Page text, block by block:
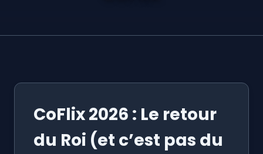
CoFlix 2026 : Le retour
du Roi (et c’est pas du